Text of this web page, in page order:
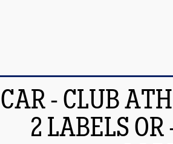
CAR - CLUB
2 LABELS